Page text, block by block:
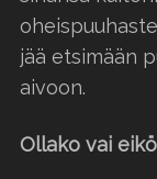
jää etsimään
aivoon.
Ollako vai